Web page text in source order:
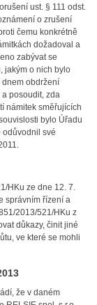
ust. § 111 odst.
o zrušení
čemu konkrétně
dožadoval a
zabývat se
jakým o nich bylo
obdržení
posoudit, zda
námitek směřujících
bylo Úřadu
odůvodnil své
HKu ze dne 12. 7.
správním řízení a
2013/521/HKu z
důkazy, činit jiné
ve které se mohli
že v daném